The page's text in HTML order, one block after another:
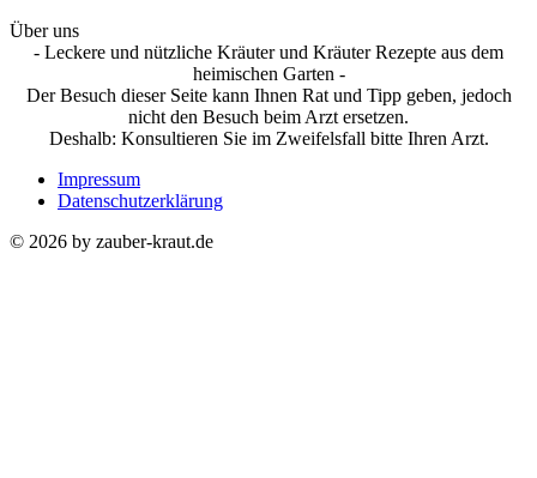
Über uns
- Leckere und nützliche Kräuter und Kräuter Rezepte aus dem
heimischen Garten -
Der Besuch dieser Seite kann Ihnen Rat und Tipp geben, jedoch
nicht den Besuch beim Arzt ersetzen.
Deshalb: Konsultieren Sie im Zweifelsfall bitte Ihren Arzt.
Impressum
Datenschutzerklärung
© 2026 by zauber-kraut.de